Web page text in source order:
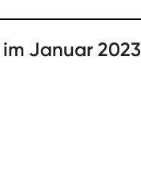
Januar 2023